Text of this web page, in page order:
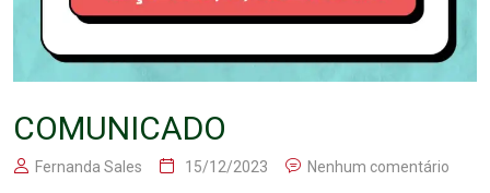
COMUNICADO
Fernanda Sales 15/12/2023 Nenhum comentário